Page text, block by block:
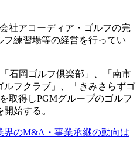
社アコーディア・ゴルフの完
練習場等の経営を行ってい
石岡ゴルフ倶楽部」、「南市
ルフクラブ」、「きみさらずゴ
取得しPGMグループのゴルフ
始する。
界のM&A・事業承継の動向は